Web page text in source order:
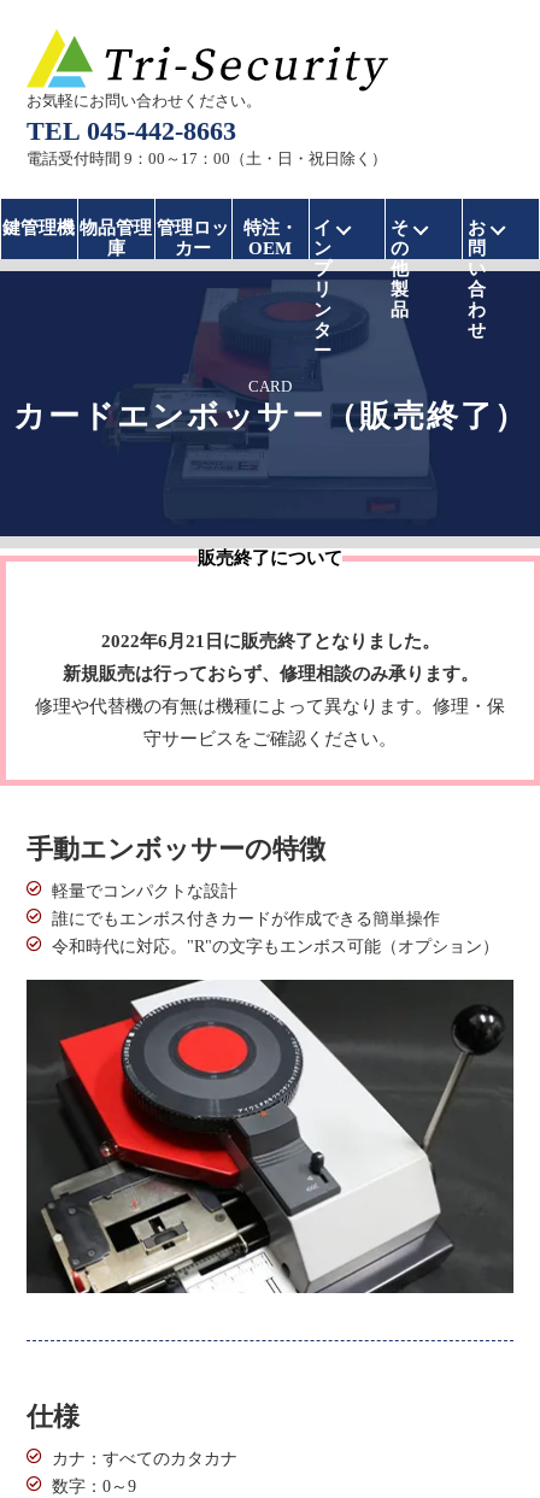
お気軽にお問い合わせください。
TEL 045-442-8663
電話受付時間 9：00～17：00（土・日・祝日除く）
鍵管理機 物品管理
庫
管理ロッ
カー
特注・
OEM
イ
ン
プ
リ
ン
タ
ー
インプリンターのメニ
そ
の
他
製
品
その他製品の
お
問
い
合
わ
せ
お問
CARD
カードエンボッサー（販売終了）
販売終了について
2022年6月21日に販売終了となりました。
新規販売は行っておらず、修理相談のみ承ります。
修理や代替機の有無は機種によって異なります。 修理・保
守サービス をご確認ください。
手動エンボッサーの特徴
軽量でコンパクトな設計
誰にでもエンボス付きカードが作成できる簡単操作
令和時代に対応。"R"の文字もエンボス可能（オプション）
仕様
カナ：すべてのカタカナ
数字：0～9